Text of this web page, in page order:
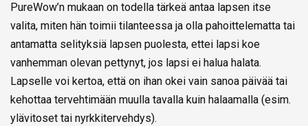
PureWow’n mukaan on todella tärkeä antaa lapsen itse
valita, miten hän toimii tilanteessa ja olla pahoittelematta tai
antamatta selityksiä lapsen puolesta, ettei lapsi koe
vanhemman olevan pettynyt, jos lapsi ei halua halata.
Lapselle voi kertoa, että on ihan okei vain sanoa päivää tai
kehottaa tervehtimään muulla tavalla kuin halaamalla (esim.
ylävitoset tai nyrkkitervehdys).